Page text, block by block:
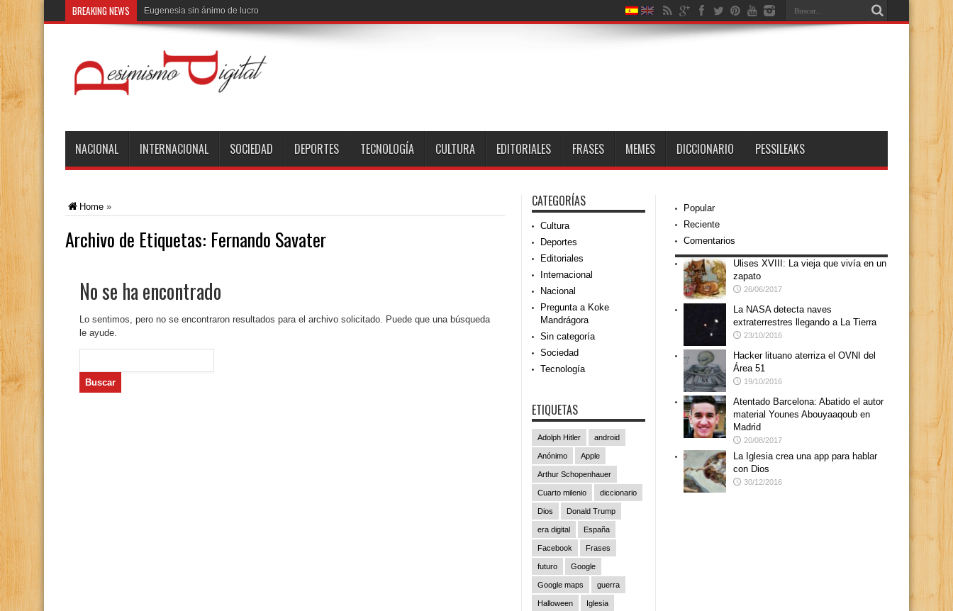
BREAKING NEWS El d
NACIONAL INTERNACIONAL SOCIEDAD DEPORTES TECNOLOGÍA CULTURA EDITORIALES FRASES MEMES DICCIONARIO PESSILEAKS
Home »
Archivo de Etiquetas: Fernando Savater
No se ha encontrado
Lo sentimos, pero no se encontraron resultados para el archivo solicitado. Puede que una búsqueda
le ayude.
CATEGORÍAS
Cultura
Deportes
Editoriales
Internacional
Nacional
Pregunta a Koke
Mandrágora
Sin categoría
Sociedad
Tecnología
ETIQUETAS
Adolph Hitler android
Anónimo Apple
Arthur Schopenhauer
Cuarto milenio diccionario
Dios Donald Trump
era digital España
Facebook Frases
futuro Google
Google maps guerra
Halloween Iglesia
Popular
Reciente
Comentarios
Ulises XVIII: La vieja que vivía en un
zapato
26/06/2017
La NASA detecta naves
extraterrestres llegando a La Tierra
23/10/2016
Hacker lituano aterriza el OVNI del
Área 51
19/10/2016
Atentado Barcelona: Abatido el autor
material Younes Abouyaaqoub en
Madrid
20/08/2017
La Iglesia crea una app para hablar
con Dios
30/12/2016